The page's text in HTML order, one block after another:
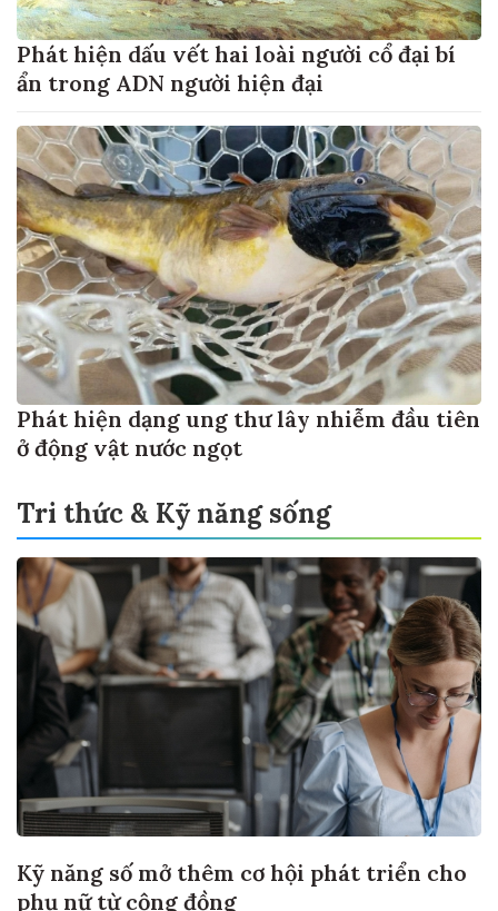
Phát hiện dấu vết hai loài người cổ đại bí
ẩn trong ADN người hiện đại
Phát hiện dạng ung thư lây nhiễm đầu tiên
ở động vật nước ngọt
Tri thức & Kỹ năng sống
Kỹ năng số mở thêm cơ hội phát triển cho
phụ nữ từ cộng đồng